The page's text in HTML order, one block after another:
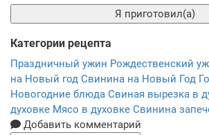
Я приготовил(а)
Категории рецепта
Праздничный ужин Рождественский
на Новый год Свинина на Новый Год
Новогодние блюда Свиная вырезка в
духовке Мясо в духовке Свинина
Добавить комментарий